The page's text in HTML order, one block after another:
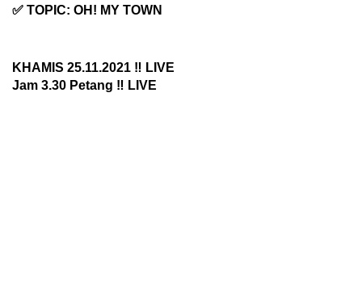
✅ TOPIC: OH! MY TOWN
KHAMIS 25.11.2021 ‼️ LIVE
Jam 3.30 Petang ‼️ LIVE